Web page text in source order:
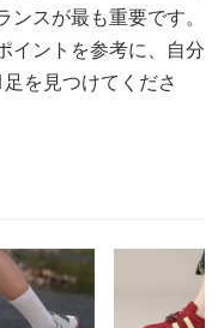
スが最も重要です。
イントを参考に、自分
を見つけてくださ